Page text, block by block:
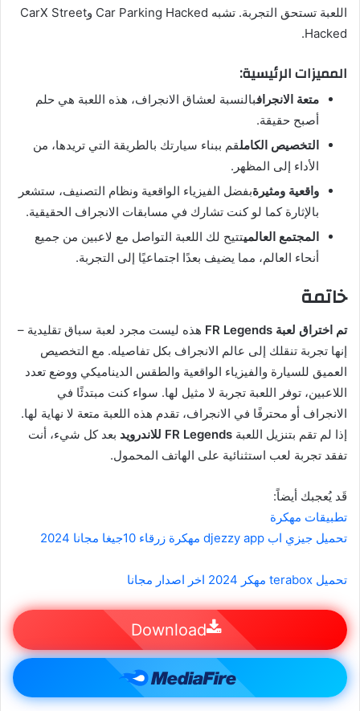
اللعبة تستحق التجربة. تشبه Car Parking Hacked وCarX Street
Hacked.
المميزات الرئيسية:
متعة الانجرافبالنسبة لعشاق الانجراف، هذه اللعبة هي حلم
أصبح حقيقة.
التخصيص الكاملقم ببناء سيارتك بالطريقة التي تريدها، من
الأداء إلى المظهر.
واقعية ومثيرةبفضل الفيزياء الواقعية ونظام التصنيف، ستشعر
بالإثارة كما لو كنت تشارك في مسابقات الانجراف الحقيقية.
المجتمع العالميتتيح لك اللعبة التواصل مع لاعبين من جميع
أنحاء العالم، مما يضيف بعدًا اجتماعيًا إلى التجربة.
خاتمة
تم اختراق لعبة FR Legends
هذه ليست مجرد لعبة سباق تقليدية –
إنها تجربة تنقلك إلى عالم الانجراف بكل تفاصيله. مع التخصيص
العميق للسيارة والفيزياء الواقعية والطقس الديناميكي ووضع تعدد
اللاعبين، توفر اللعبة تجربة لا مثيل لها. سواء كنت مبتدئًا في
الانجراف أو محترفًا في الانجراف، تقدم هذه اللعبة متعة لا نهاية لها.
إذا لم تقم بتنزيل اللعبة FR Legends للاندرويد
بعد كل شيء، أنت
تفقد تجربة لعب استثنائية على الهاتف المحمول.
قَد يُعجبك أيضاً:
تطبيقات مهكرة
تحميل جيزي اب djezzy app مهكرة زرقاء 10جيغا مجانا 2024
تحميل terabox مهكر 2024 اخر اصدار مجانا
Download